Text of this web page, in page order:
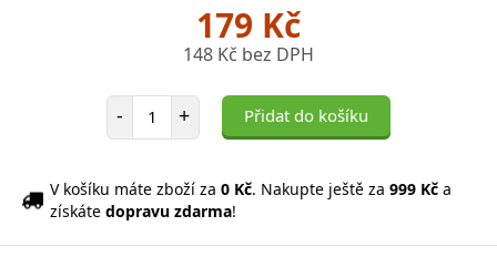
179 Kč
148 Kč bez DPH
- Počet položek
+ Přidat do košíku
V košíku máte zboží za 0 Kč. Nakupte ještě za 999 Kč a
získáte dopravu zdarma!